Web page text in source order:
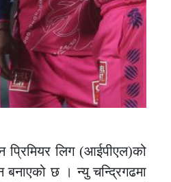
प्रिमियर लिग (आईपीएल)को
बनाएको छ । न्यु चन्द्रिगढमा